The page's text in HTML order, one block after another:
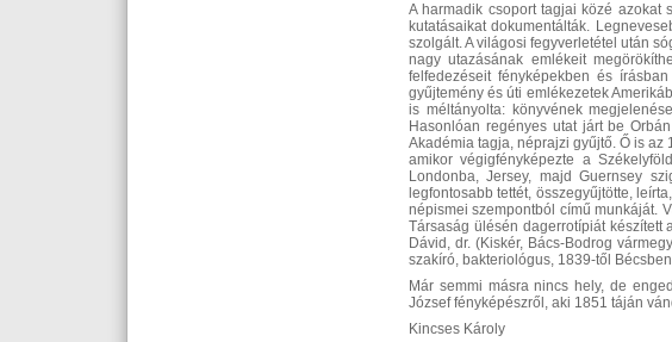
A harmadik csoport tagjai közé azokat
kutatásaikat dokumentálták.
szolgált. A világosi fegyverletétel után
nagy utazásának emlékeit
felfedezéseit fényképekben és
gyűjtemény és úti emlékezetek
is méltányolta: könyvének
Hasonlóan regényes utat járt be
Akadémia tagja, néprajzi gyűjtő. Ő is
amikor végigfényképezte a
Londonba, Jersey, majd Guernsey
legfontosabb tettét, összegyűjtötte,
népismei szempontból című munkáját.
Társaság ülésén dagerrotípiát
Dávid, dr. (Kiskér, Bács-Bodrog
szakíró, bakteriológus, 1839-től
Már semmi másra nincs hely, de
József fényképészről, aki 1851 táján
Kincses Károly